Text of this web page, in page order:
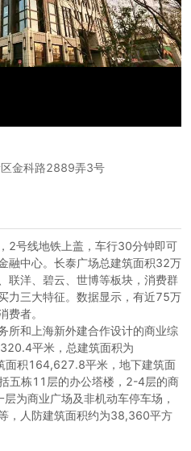
金科路2889弄3号
2号线地铁上盖，车行30分钟即可
融中心。长泰广场总建筑面积32万
联洋、碧云、世博等板块，消费群
力三大特征。数据显示，有近75万
费者。
所和上海新外建合作设计的商业综
平米，总建筑面积为
积164,627.8平米，地下建筑面
五栋11层的办公塔楼，2-4层的商
为商业广场及非机动车停车场，
，人防建筑面积约为38,360平方